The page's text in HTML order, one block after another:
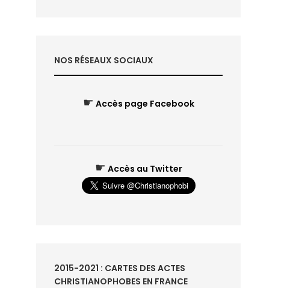
NOS RÉSEAUX SOCIAUX
☛ Accès page Facebook
☛ Accès au Twitter
2015-2021 : CARTES DES ACTES
CHRISTIANOPHOBES EN FRANCE